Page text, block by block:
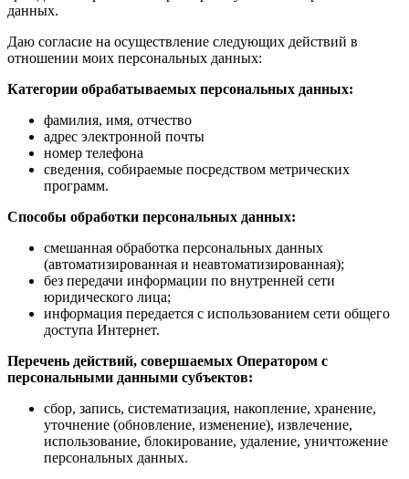
данных.
Даю согласие на осуществление следующих действий в
отношении моих персональных данных:
Категории обрабатываемых персональных данных:
фамилия, имя, отчество
адрес электронной почты
номер телефона
сведения, собираемые посредством метрических
программ.
Способы обработки персональных данных:
смешанная обработка персональных данных
(автоматизированная и неавтоматизированная);
без передачи информации по внутренней сети
юридического лица;
информация передается с использованием сети общего
доступа Интернет.
Перечень действий, совершаемых Оператором с
персональными данными субъектов:
сбор, запись, систематизация, накопление, хранение,
уточнение (обновление, изменение), извлечение,
использование, блокирование, удаление, уничтожение
персональных данных.